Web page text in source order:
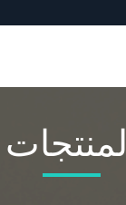
المنتجات